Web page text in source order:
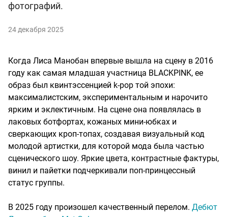
фотографий.
24 декабря 2025
Когда Лиса Манобан впервые вышла на сцену в 2016
году как самая младшая участница BLACKPINK, ее
образ был квинтэссенцией k-pop той эпохи:
максималистским, экспериментальным и нарочито
ярким и эклектичным. На сцене она появлялась в
лаковых ботфортах, кожаных мини-юбках и
сверкающих кроп-топах, создавая визуальный код
молодой артистки, для которой мода была частью
сценического шоу. Яркие цвета, контрастные фактуры,
винил и пайетки подчеркивали поп-принцессный
статус группы.
В 2025 году произошел качественный перелом. Дебют